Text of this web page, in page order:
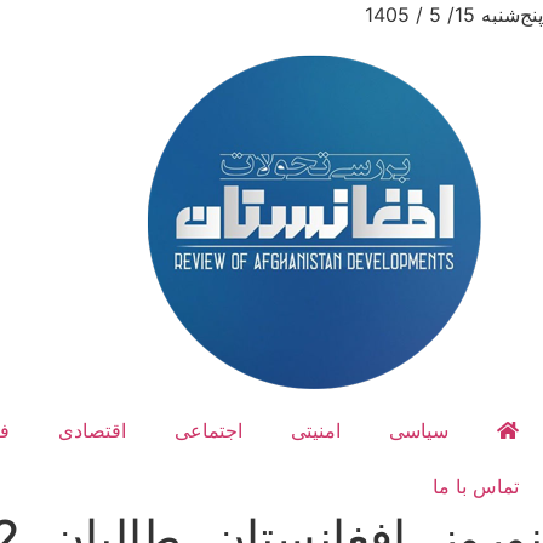
پنج‌شنبه 15/ 5 / 1405
سیاسی امنیتی اجتماعی اقتصادی
تماس با ما